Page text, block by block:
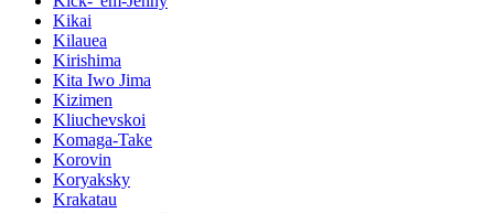
Kikai
Kilauea
Kirishima
Kita Iwo Jima
Kizimen
Kliuchevskoi
Komaga-Take
Korovin
Koryaksky
Krakatau